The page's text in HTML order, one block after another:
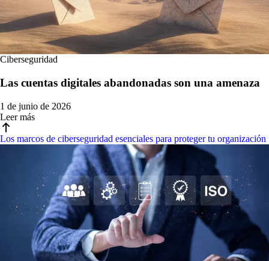
Ciberseguridad
Las cuentas digitales abandonadas son una amenaza
1 de junio de 2026
Leer más
Los marcos de ciberseguridad esenciales para proteger tu organización